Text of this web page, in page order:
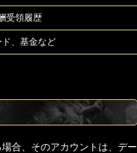
受領履歴
、基金など
合、そのアカウントは、デー